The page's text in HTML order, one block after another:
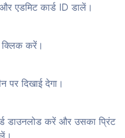
एडमिट कार्ड ID डालें।
क्लिक करें।
पर दिखाई देगा।
डाउनलोड करें और उसका प्रिंट